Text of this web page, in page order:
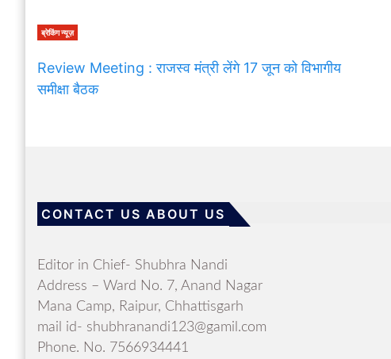
ब्रेकिंग न्यूज़
Review Meeting : राजस्व मंत्री लेंगे 17 जून को विभागीय
समीक्षा बैठक
CONTACT US ABOUT US
Editor in Chief- Shubhra Nandi
Address – Ward No. 7, Anand Nagar
Mana Camp, Raipur, Chhattisgarh
mail id- shubhranandi123@gamil.com
Phone. No. 7566934441